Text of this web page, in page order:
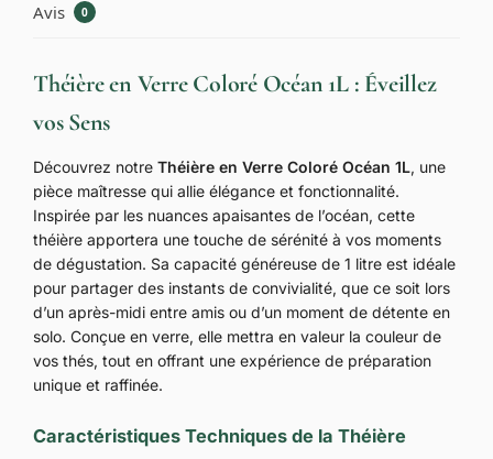
Avis 0
Théière en Verre Coloré Océan 1L : Éveillez
vos Sens
Découvrez notre Théière en Verre Coloré Océan 1L, une
pièce maîtresse qui allie élégance et fonctionnalité.
Inspirée par les nuances apaisantes de l’océan, cette
théière apportera une touche de sérénité à vos moments
de dégustation. Sa capacité généreuse de 1 litre est idéale
pour partager des instants de convivialité, que ce soit lors
d’un après-midi entre amis ou d’un moment de détente en
solo. Conçue en verre, elle mettra en valeur la couleur de
vos thés, tout en offrant une expérience de préparation
unique et raffinée.
Caractéristiques Techniques de la Théière